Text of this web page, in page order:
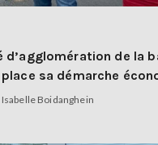
d’agglomération de la
sa démarche
Isabelle Boidanghein